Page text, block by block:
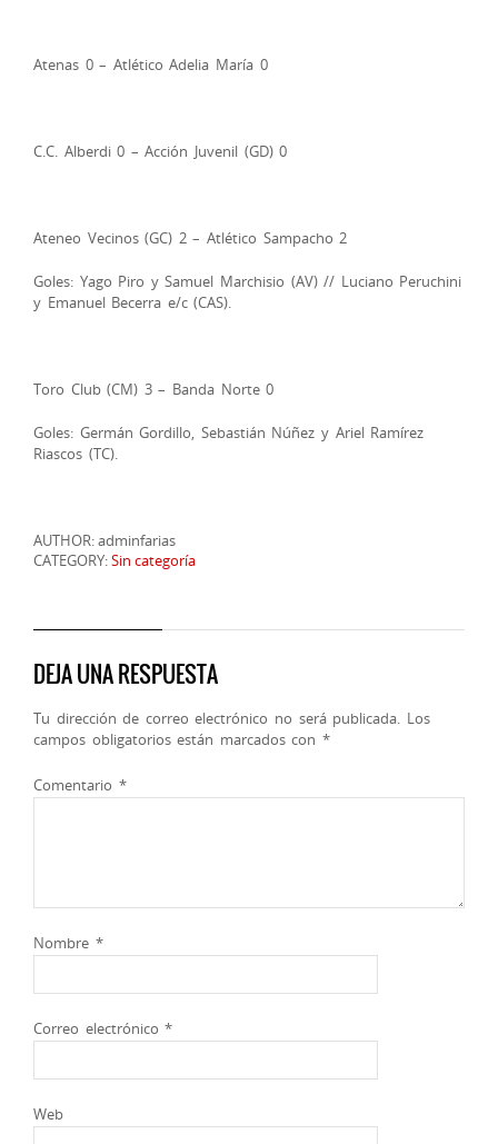
Atenas 0 – Atlético Adelia María 0
C.C. Alberdi 0 – Acción Juvenil (GD) 0
Ateneo Vecinos (GC) 2 – Atlético Sampacho 2
Goles: Yago Piro y Samuel Marchisio (AV) // Luciano Peruchini
y Emanuel Becerra e/c (CAS).
Toro Club (CM) 3 – Banda Norte 0
Goles: Germán Gordillo, Sebastián Núñez y Ariel Ramírez
Riascos (TC).
AUTHOR: adminfarias
CATEGORY:Sin categoría
DEJA UNA RESPUESTA
Tu dirección de correo electrónico no será publicada. Los
campos obligatorios están marcados con *
Comentario *
Nombre *
Correo electrónico*
Web